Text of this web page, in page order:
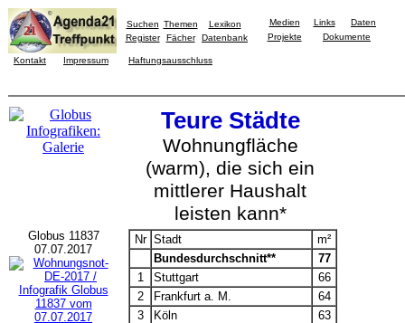
Suchen Themen
Lexikon
Register
Fächer Datenbank
Medien Links
Daten
Projekte
Dokumente
Kontakt Impressum Haftungsausschluss
Teure Städte
Wohnungfläche
(warm), die sich ein
mittlerer Haushalt
leisten kann*
Globus 11837
07.07.2017
Nr Stadt
m²
Bundesdurchschnitt**
77
1
Stuttgart
66
2
Frankfurt a. M.
64
3
Köln
63